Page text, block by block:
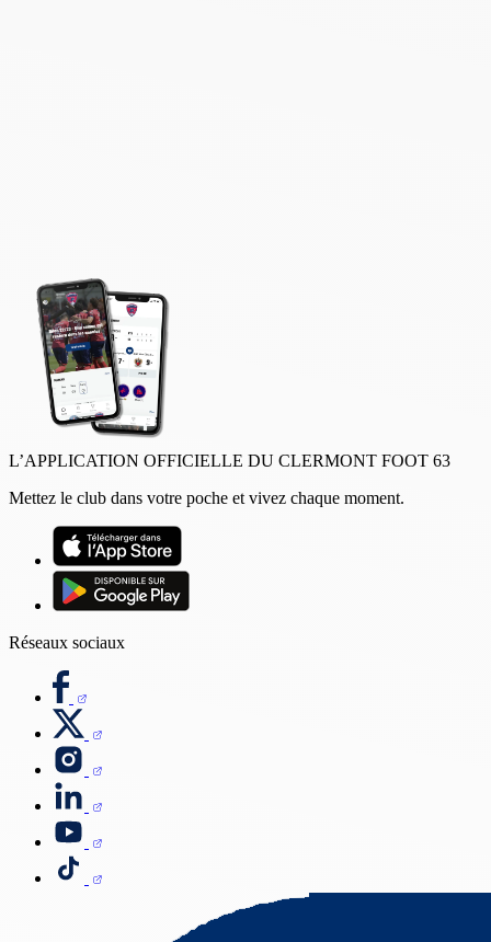
L’APPLICATION OFFICIELLE DU CLERMONT FOOT 63
Mettez le club dans votre poche et vivez chaque moment.
Réseaux sociaux